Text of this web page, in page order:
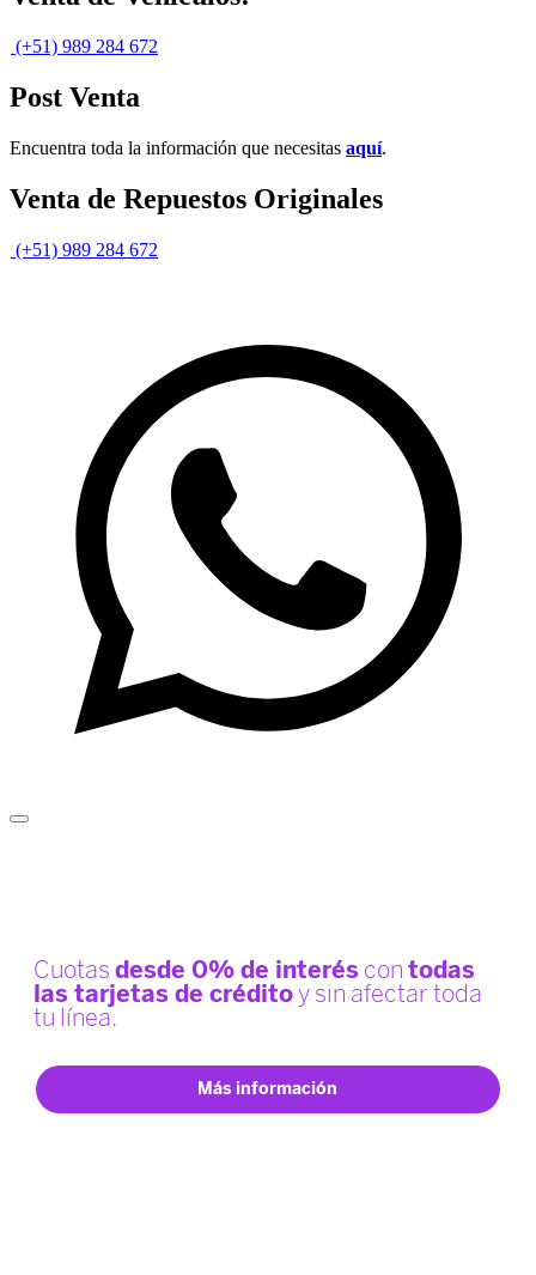
(+51) 989 284 672
Post Venta
Encuentra toda la información que necesitas aquí.
Venta de Repuestos Originales
(+51) 989 284 672